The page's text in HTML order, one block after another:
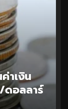
าเงิน
ดอลลาร์